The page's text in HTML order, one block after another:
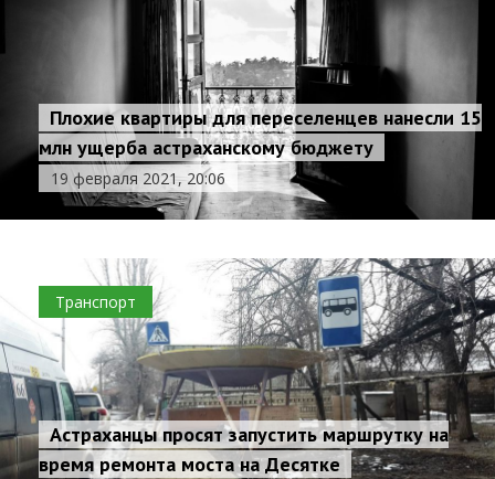
Плохие квартиры для переселенцев нанесли 15
млн ущерба астраханскому бюджету
19 февраля 2021, 20:06
Транспорт
Астраханцы просят запустить маршрутку на
время ремонта моста на Десятке